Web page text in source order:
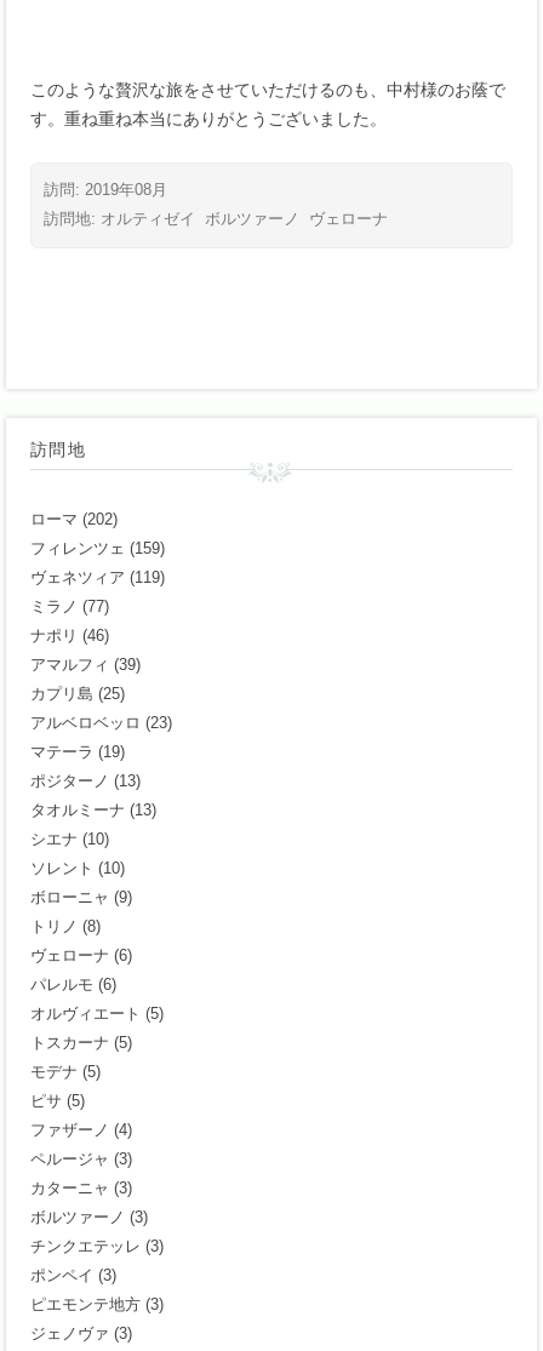
このような贅沢な旅をさせていただけるのも、中村様のお蔭で
す。重ね重ね本当にありがとうございました。
訪問: 2019年08月
訪問地: オルティゼイ ボルツァーノ ヴェローナ
訪問地
ローマ (202)
フィレンツェ (159)
ヴェネツィア (119)
ミラノ (77)
ナポリ (46)
アマルフィ (39)
カプリ島 (25)
アルベロベッロ (23)
マテーラ (19)
ポジターノ (13)
タオルミーナ (13)
シエナ (10)
ソレント (10)
ボローニャ (9)
トリノ (8)
ヴェローナ (6)
パレルモ (6)
オルヴィエート (5)
トスカーナ (5)
モデナ (5)
ピサ (5)
ファザーノ (4)
ペルージャ (3)
カターニャ (3)
ボルツァーノ (3)
チンクエテッレ (3)
ポンペイ (3)
ピエモンテ地方 (3)
ジェノヴァ (3)